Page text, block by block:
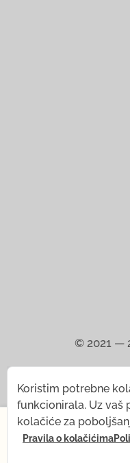
© 2021 —
Od 1. jula, nakratko
Koristim potrebne
funkcionirala. Uz vaš
kolačiće za
Pravila o kolačićima